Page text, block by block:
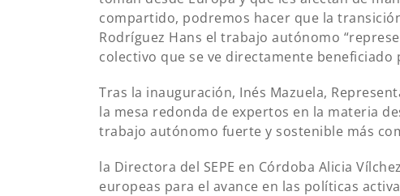
compartido, podremos hacer que la
Rodríguez Hans el trabajo autónomo
colectivo que se ve directamente
Tras la inauguración, Inés Mazuela,
la mesa redonda de expertos en la materia
trabajo autónomo fuerte y sostenible más
la Directora del SEPE en Córdoba Alicia
europeas para el avance en las políticas